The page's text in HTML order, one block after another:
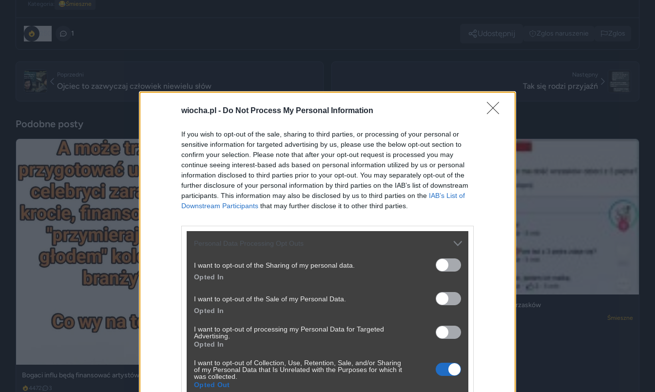
wiocha.pl - Do Not Process My Personal Information
If you wish to opt-out of the sale, sharing to third parties, or processing of your personal or
sensitive information for targeted advertising by us, please use the below opt-out section to
confirm your selection. Please note that after your opt-out request is processed you may
continue seeing interest-based ads based on personal information utilized by us or personal
information disclosed to third parties prior to your opt-out. You may separately opt-out of the
further disclosure of your personal information by third parties on the IAB’s list of downstream
participants. This information may also be disclosed by us to third parties on the IAB’s List of
Downstream Participants that may further disclose it to other third parties.
Personal Data Processing Opt Outs
I want to opt-out of the Sharing of my personal data.
Opted In
I want to opt-out of the Sale of my Personal Data.
Opted In
I want to opt-out of processing my Personal Data for Targeted
Advertising.
Opted In
I want to opt-out of Collection, Use, Retention, Sale, and/or Sharing
of my Personal Data that Is Unrelated with the Purposes for which it
was collected.
Opted Out
Kategoria: 😂Śmieszne
1 Udostępnij Zglos naruszenie Zglos
Poprzedni
Ojciec to zazwyczaj człowiek niewielu słów
Następny
Tak się rodzi przyjaźń
Podobne posty
Bogaci influ będą finansować artystów?
4472 3 Śmieszne
Ja też mam dosyć ich wrzasków
Śmieszne